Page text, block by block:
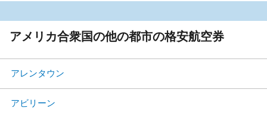
アメリカ合衆国の他の都市の格安航空券
アレンタウン
アビリーン